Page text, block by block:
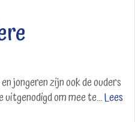
jongeren zijn ook de ouders
om mee te...Lees